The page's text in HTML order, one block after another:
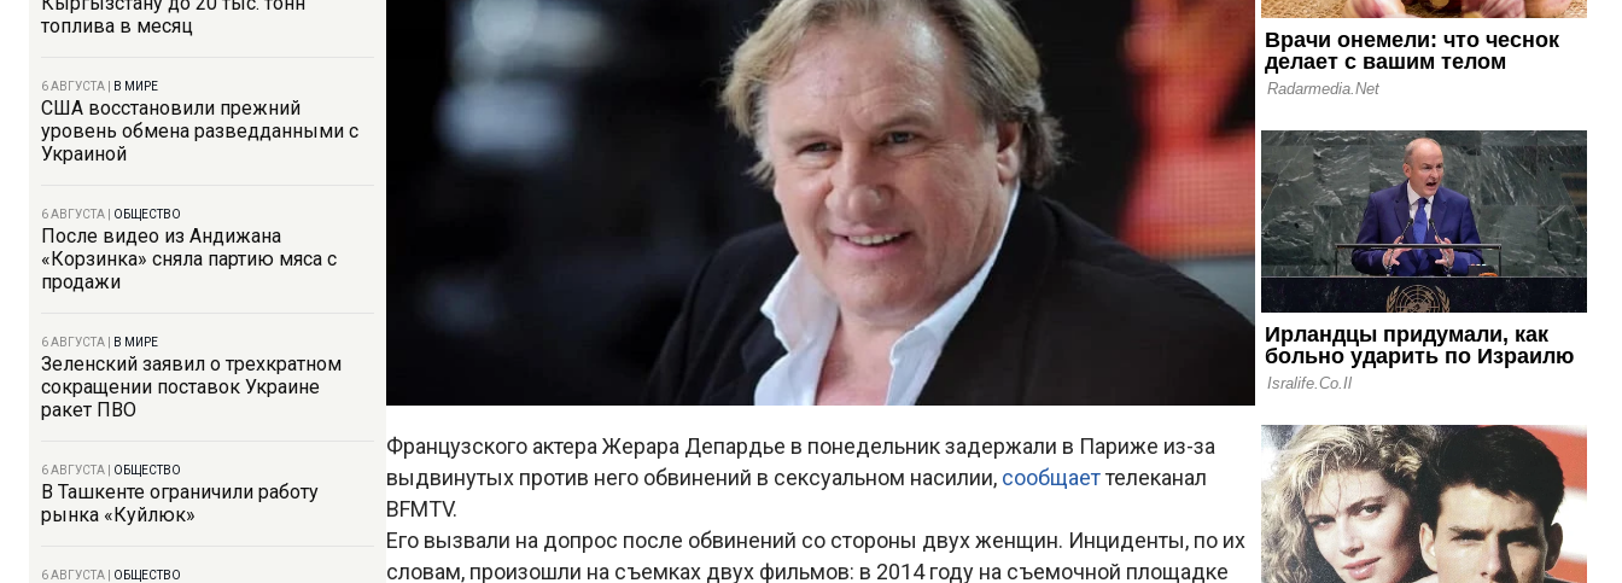
топлива в месяц
6 АВГУСТА В МИРЕ
США восстановили прежний
уровень обмена разведданными с
Украиной
6 АВГУСТА ОБЩЕСТВО
После видео из Андижана
«Корзинка» сняла партию мяса с
продажи
6 АВГУСТА В МИРЕ
Зеленский заявил о трехкратном
сокращении поставок Украине
ракет ПВО
6 АВГУСТА ОБЩЕСТВО
В Ташкенте ограничили работу
рынка «Куйлюк»
6 АВГУСТА ОБЩЕСТВО
Французского актера Жерара Депардье в понедельник задержали в Париже из-за
выдвинутых против него обвинений в сексуальном насилии, сообщаеттелеканал
BFMTV.
Его вызвали на допрос после обвинений со стороны двух женщин. Инциденты, по их
словам, произошли на съемках двух фильмов: в 2014 году на съемочной площадке